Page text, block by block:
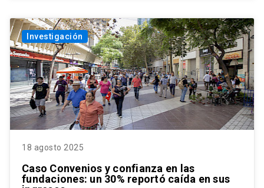
Investigación
18 agosto 2025
Caso Convenios y confianza en las
fundaciones: un 30% reportó caída en sus